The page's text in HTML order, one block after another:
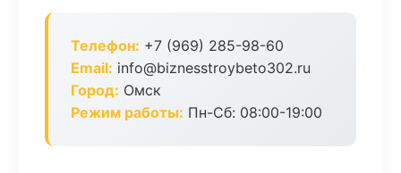
Телефон: +7 (969) 285-98-60
Email: info@biznesstroybeto302.ru
Город: Омск
Режим работы: Пн-Сб: 08:00-19:00